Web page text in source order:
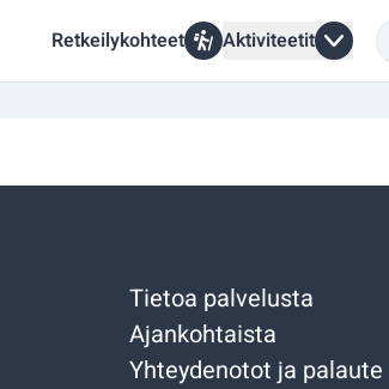
Retkeilykohteet Aktiviteetit
Tietoa palvelusta
Ajankohtaista
Yhteydenotot ja palaute